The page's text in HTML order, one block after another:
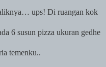
ups! Di ruangan kok
6 susun pizza ukuran gedhe
temenku..